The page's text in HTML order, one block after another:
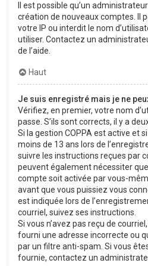
Il est possible qu’un
création de nouveaux comptes. Il
votre IP ou interdit le nom
utiliser. Contactez un
de l’aide.
Haut
Je suis enregistré mais je ne
Vérifiez, en premier, votre nom
passe. S’ils sont corrects, il y a
Si la gestion COPPA est active et
moins de 13 ans lors de
suivre les instructions reçues par
peuvent également nécessiter
compte soit activée par vous-
avant que vous puissiez vous
est indiquée lors de
courriel, suivez ses instructions.
Si vous n’avez pas reçu de
fourni une adresse incorrecte ou
par un filtre anti-spam. Si vous
fournie, contactez un